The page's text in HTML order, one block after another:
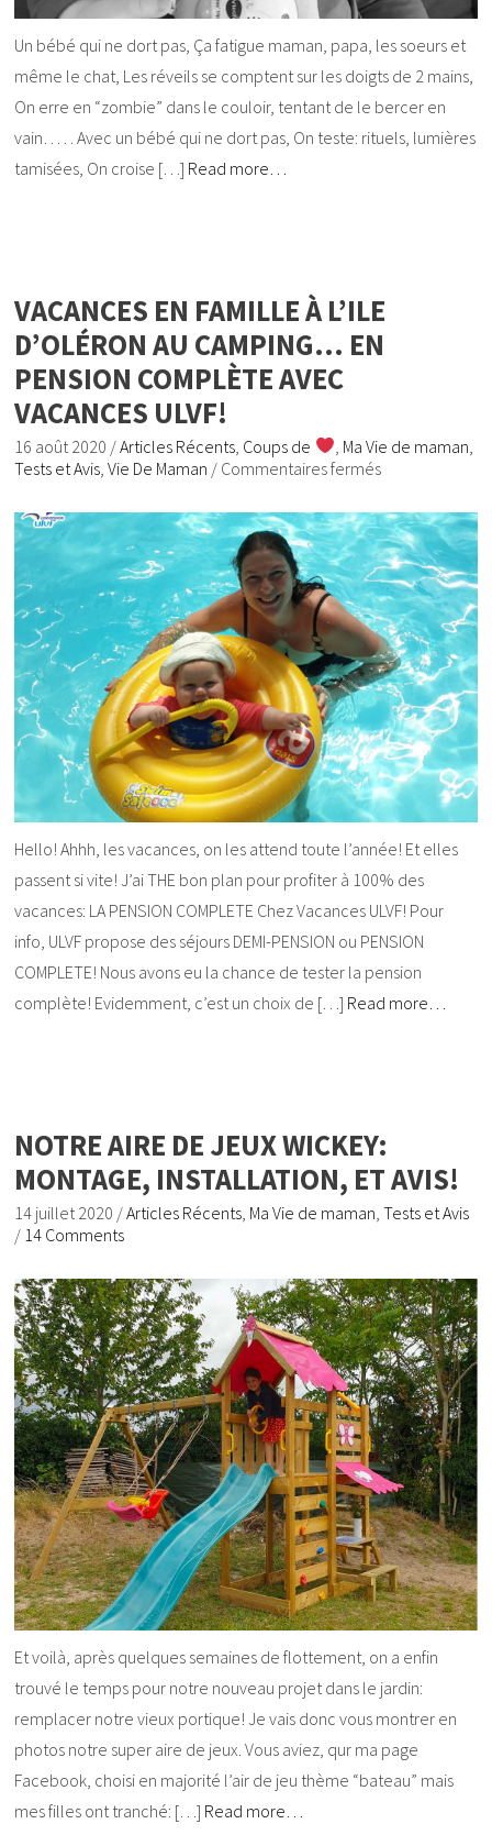
Un bébé qui ne dort pas, Ça fatigue maman, papa, les soeurs et
même le chat, Les réveils se comptent sur les doigts de 2 mains,
On erre en “zombie” dans le couloir, tentant de le bercer en
vain… . . Avec un bébé qui ne dort pas, On teste: rituels, lumières
tamisées, On croise […] Read more…
VACANCES EN FAMILLE À L’ILE
D’OLÉRON AU CAMPING… EN
PENSION COMPLÈTE AVEC
VACANCES ULVF!
16 août 2020 /Articles Récents Coups de Ma Vie de maman
Tests et Avis ,Vie De Maman / Commentaires fermés
Hello! Ahhh, les vacances, on les attend toute l’année! Et elles
passent si vite! J’ai THE bon plan pour profiter à 100% des
vacances: LA PENSION COMPLETE Chez Vacances ULVF! Pour
info, ULVF propose des séjours DEMI-PENSION ou PENSION
COMPLETE! Nous avons eu la chance de tester la pension
complète! Evidemment, c’est un choix de […] Read more…
NOTRE AIRE DE JEUX WICKEY:
MONTAGE, INSTALLATION, ET AVIS!
14 juillet 2020 /Articles Récents, Ma Vie de maman,Tests et Avis
/ 14 Comments
Et voilà, après quelques semaines de flottement, on a enfin
trouvé le temps pour notre nouveau projet dans le jardin:
remplacer notre vieux portique! Je vais donc vous montrer en
photos notre super aire de jeux. Vous aviez, qur ma page
Facebook, choisi en majorité l’air de jeu thème “bateau” mais
mes filles ont tranché: […] Read more…